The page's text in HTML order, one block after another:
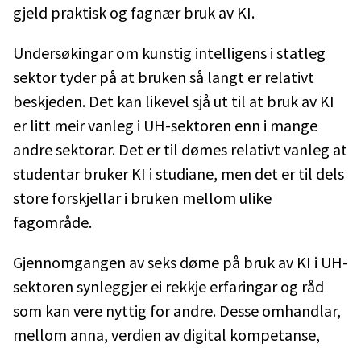
gjeld praktisk og fagnær bruk av KI.
Undersøkingar om kunstig intelligens i statleg
sektor tyder på at bruken så langt er relativt
beskjeden. Det kan likevel sjå ut til at bruk av KI
er litt meir vanleg i UH-sektoren enn i mange
andre sektorar. Det er til dømes relativt vanleg at
studentar bruker KI i studiane, men det er til dels
store forskjellar i bruken mellom ulike
fagområde.
Gjennomgangen av seks døme på bruk av KI i UH-
sektoren synleggjer ei rekkje erfaringar og råd
som kan vere nyttig for andre. Desse omhandlar,
mellom anna, verdien av digital kompetanse,